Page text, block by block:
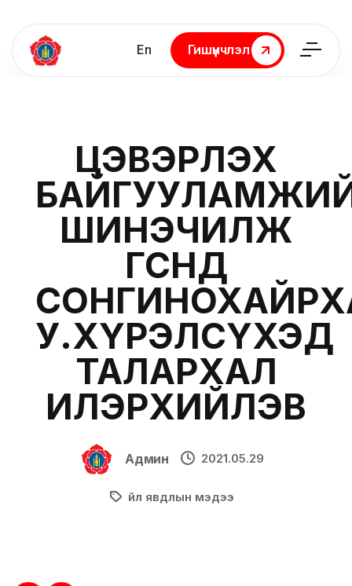
En
Гишүүнчлэл
Гишүүнчлэл
ЦЭВЭРЛЭХ
ШИНЭЧИЛЖ
ӨГСӨНД
У.ХҮРЭЛСҮХЭД
ТАЛАРХАЛ
ИЛЭРХИЙЛЭВ
Админ 2021.05.29
Үйл явдлын мэдээ